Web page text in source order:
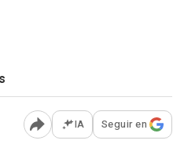
Abrir opciones para
IA Seguir en